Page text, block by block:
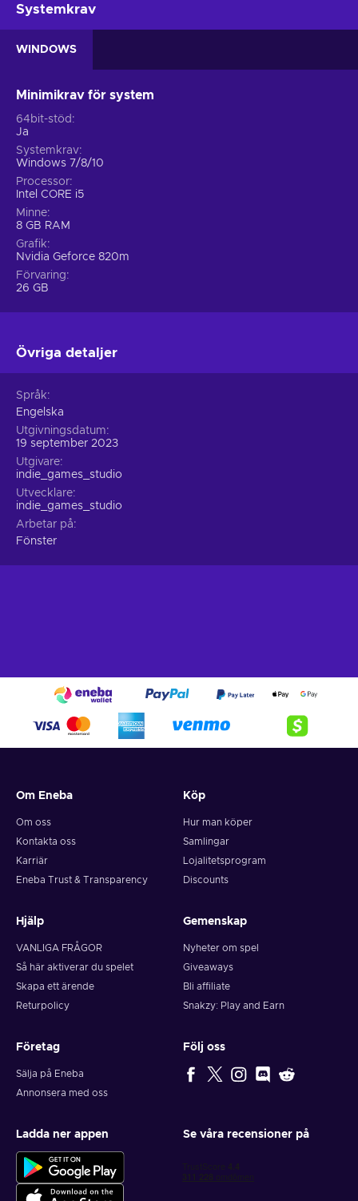
Systemkrav
WINDOWS
Minimikrav för system
64bit-stöd
Ja
Systemkrav
Windows 7/8/10
Processor
Intel CORE i5
Minne
8 GB RAM
Grafik
Nvidia Geforce 820m
Förvaring
26 GB
Övriga detaljer
Språk
Engelska
Utgivningsdatum
19 september 2023
Utgivare
indie_games_studio
Utvecklare
indie_games_studio
Arbetar på
Fönster
Om Eneba
Om oss
Kontakta oss
Karriär
Eneba Trust & Transparency
Köp
Hur man köper
Samlingar
Lojalitetsprogram
Discounts
Hjälp
VANLIGA FRÅGOR
Så här aktiverar du spelet
Skapa ett ärende
Returpolicy
Gemenskap
Nyheter om spel
Giveaways
Bli affiliate
Snakzy: Play and Earn
Företag
Sälja på Eneba
Annonsera med oss
Följ oss
Ladda ner appen Se våra recensioner på